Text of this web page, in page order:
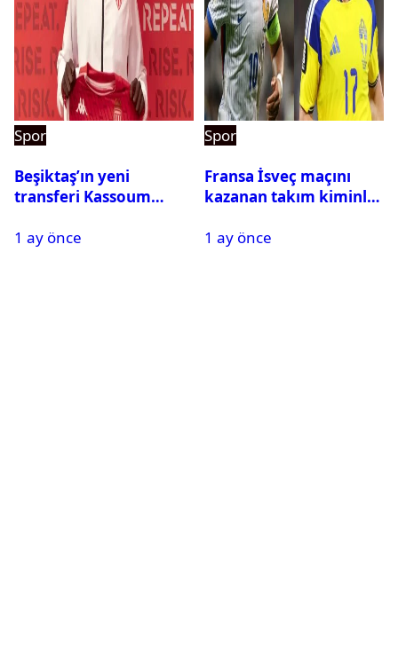
Spor
Beşiktaş’ın yeni
transferi Kassoum
gelecek? Resmi
1 ay önce
Spor
Fransa İsveç maçını
kazanan takım kiminle
turundaki rakip belli
1 ay önce